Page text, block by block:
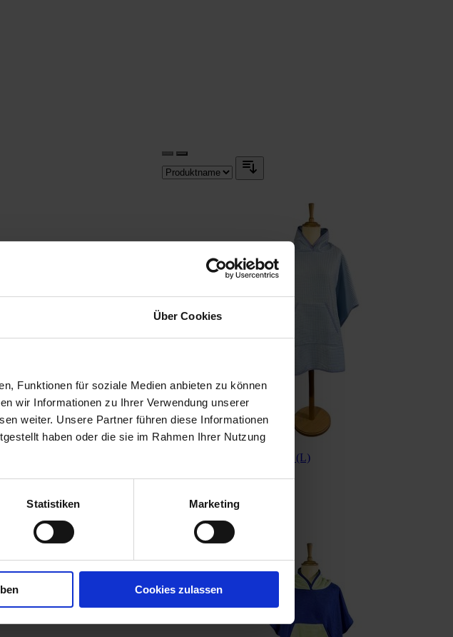
Über Cookies
Funktionen für soziale Medien anbieten zu können
wir Informationen zu Ihrer Verwendung unserer
weiter. Unsere Partner führen diese Informationen
haben oder die sie im Rahmen Ihrer Nutzung
Statistiken Marketing
Cookies zulassen
Badeponcho BIRGÜL (L)